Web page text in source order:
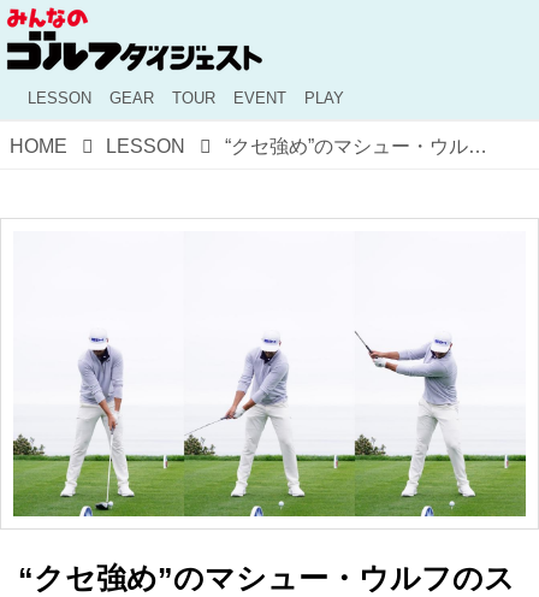
LESSON GEAR TOUR EVENT PLAY
HOME LESSON “クセ強め”のマシュー・ウルフのスウィングにも参考にすべき点がある!? ポイントをプロが解説！
“クセ強め”のマシュー・ウルフのス